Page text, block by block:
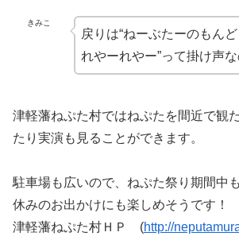
きみこ
戻りは“ねーぶたーのもん
れやーれやー”って掛け声
津軽藩ねぷた村ではねぷたを間近で観
たり実演も見ることができます。
駐車場も広いので、ねぷた祭り期間中
休みのお出かけにも楽しめそうです！
津軽藩ねぷた村ＨＰ (http://